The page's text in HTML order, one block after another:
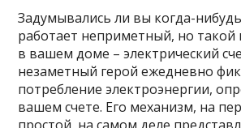
Задумывались ли вы когда-
работает неприметный, но
в вашем доме – электрический
незаметный герой ежедневно
потребление электроэнергии,
вашем счете. Его механизм, на